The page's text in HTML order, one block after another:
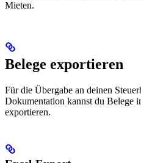
Mieten.
Belege exportieren
Für die Übergabe an deinen
Dokumentation kannst du Belege
exportieren.